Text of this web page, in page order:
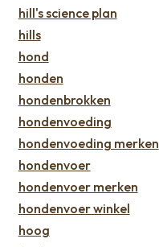
hill's science plan
hills
hond
honden
hondenbrokken
hondenvoeding
hondenvoeding merken
hondenvoer
hondenvoer merken
hondenvoer winkel
hoog